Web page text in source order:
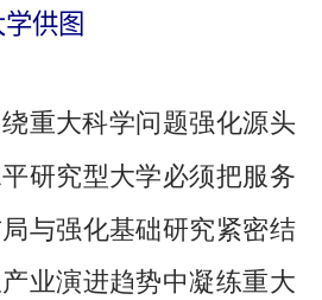
供图
重大科学问题强化源头
研究型大学必须把服务
与强化基础研究紧密结
业演进趋势中凝练重大